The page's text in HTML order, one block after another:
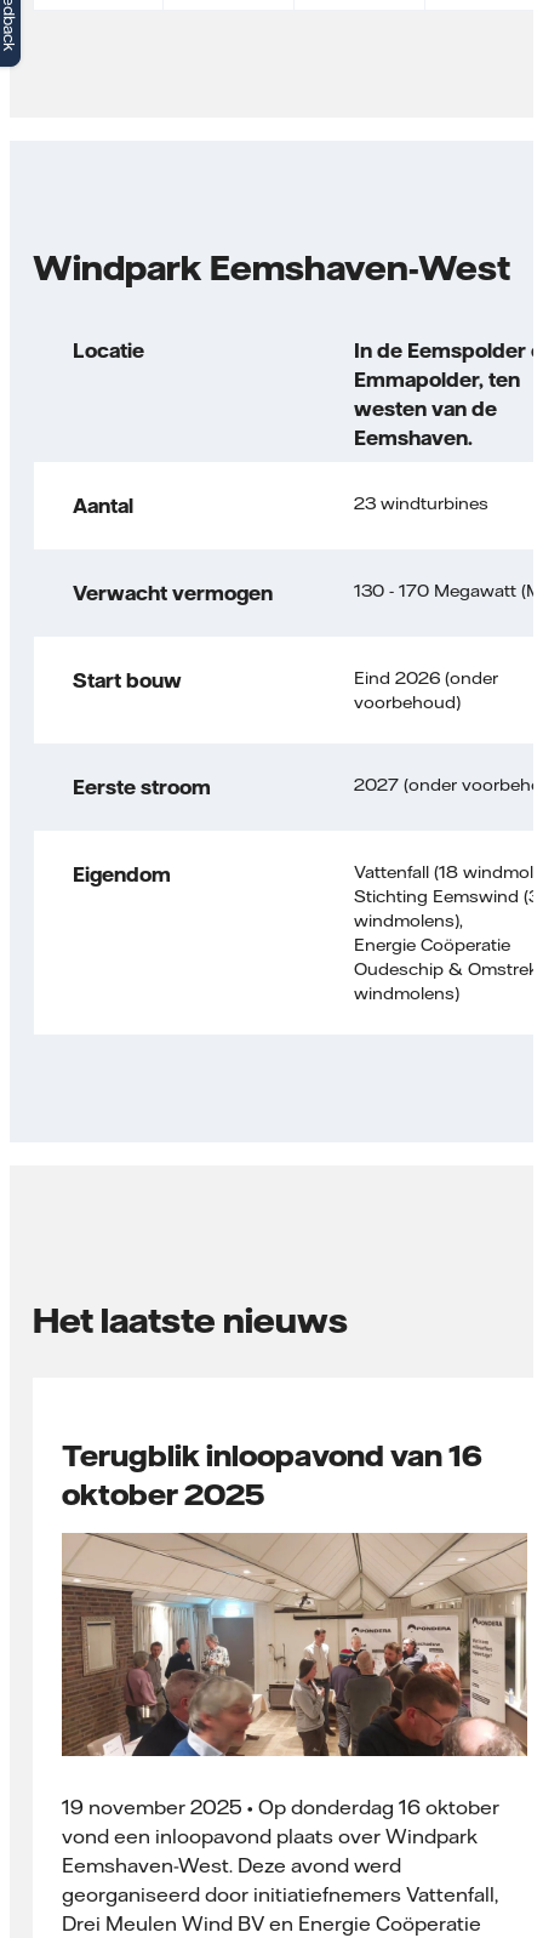
Windpark Eemshaven-West
Locatie
In de Eemspolder
Emmapolder, ten
westen van de
Eemshaven.
Aantal 23 windturbines
Verwacht vermogen 130 - 170 Megawatt
Start bouw
Eind 2026 (onder
voorbehoud)
Eerste stroom 2027 (onder
Eigendom
Vattenfall (18
Stichting Eemswind (3
windmolens),
Energie Coöperatie
Oudeschip &
windmolens)
Het laatste nieuws
Terugblik inloopavond van 16
oktober 2025
19 november 2025 • Op donderdag 16 oktober
vond een inloopavond plaats over Windpark
Eemshaven-West. Deze avond werd
georganiseerd door initiatiefnemers Vattenfall,
Drei Meulen Wind BV en Energie Coöperatie